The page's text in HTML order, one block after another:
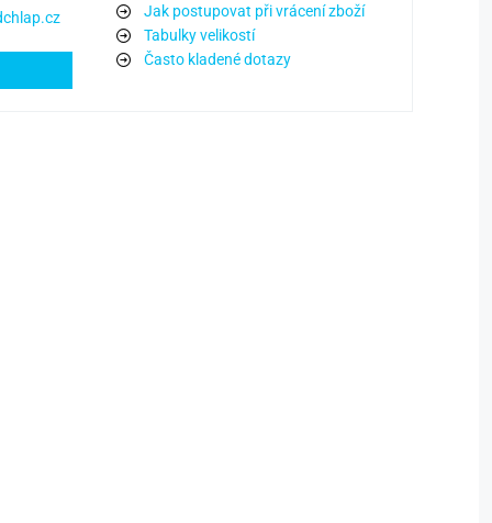
Jak postupovat při vrácení zboží
Tabulky velikostí
Často kladené dotazy